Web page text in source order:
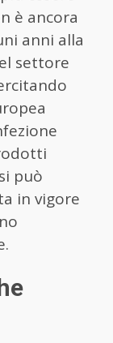
è ancora
anni alla
settore
può
in vigore